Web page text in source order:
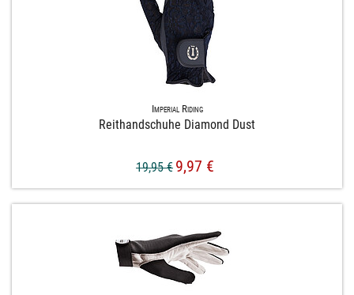
Imperial Riding
Reithandschuhe Diamond Dust
19,95 € 9,97 €